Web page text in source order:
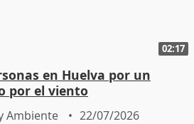
02:17
en Huelva por un
por el viento
Ambiente 22/07/2026